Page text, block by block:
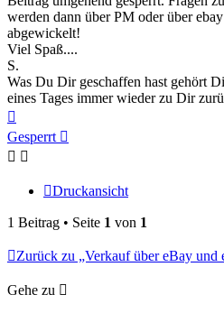
werden dann über PM oder über
abgewickelt!
Viel Spaß....
S.
Was Du Dir geschaffen hast gehört
eines Tages immer wieder zu Dir
oben
Gesperrt
Druckansicht
1 Beitrag • Seite 1 von 1
Zurück zu „Verkauf über eBay und
Gehe zu